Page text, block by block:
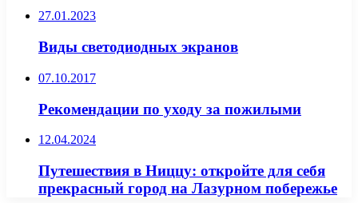
27.01.2023
Виды светодиодных экранов
07.10.2017
Рекомендации по уходу за пожилыми
12.04.2024
Путешествия в Ниццу: откройте для себя
прекрасный город на Лазурном побережье